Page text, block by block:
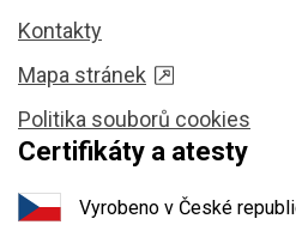
Kontakty
Mapa stránek
Politika souborů cookies
Certifikáty a atesty
Vyrobeno v České